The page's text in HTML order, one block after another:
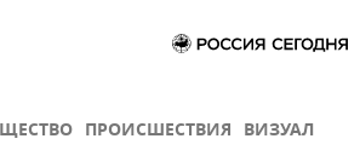
ПРОИСШЕСТВИЯ ВИЗУАЛ